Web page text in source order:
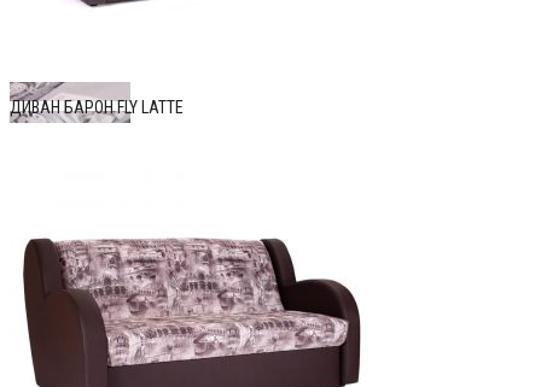
ДИВАН БАРОН FLY LATTE